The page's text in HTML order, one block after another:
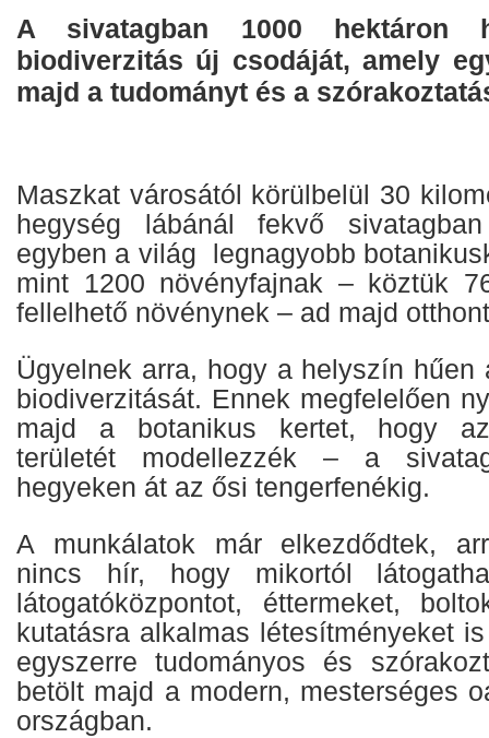
A sivatagban 1000 hektáron
biodiverzitás új csodáját, amely
majd a tudományt és a
Maszkat városától körülbelül 30
hegység lábánál fekvő
egyben a világ legnagyobb
mint 1200 növényfajnak – köztük
fellelhető növénynek – ad majd
Ügyelnek arra, hogy a helyszín hűen
biodiverzitását. Ennek megfelelően
majd a botanikus kertet, hogy
területét modellezzék – a
hegyeken át az ősi tengerfenékig.
A munkálatok már elkezdődtek,
nincs hír, hogy mikortól
látogatóközpontot, éttermeket,
kutatásra alkalmas létesítményeket
egyszerre tudományos és
betölt majd a modern, mesterséges
országban.